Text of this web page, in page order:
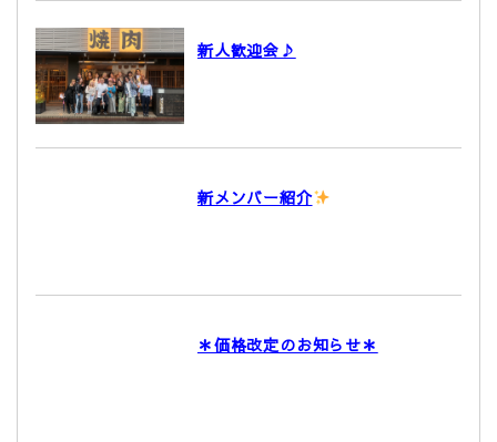
新人歓迎会♪
新メンバー紹介
＊価格改定のお知らせ＊